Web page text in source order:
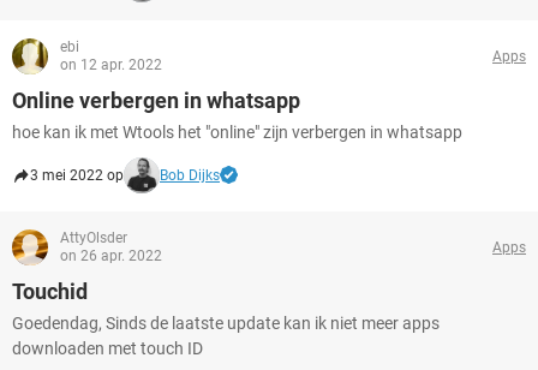
ebi
on 12 apr. 2022
Apps
Online verbergen in whatsapp
hoe kan ik met Wtools het "online" zijn verbergen in whatsapp
3 mei 2022 op Bob Dijks
AttyOlsder
on 26 apr. 2022
Apps
Touchid
Goedendag, Sinds de laatste update kan ik niet meer apps
downloaden met touch ID